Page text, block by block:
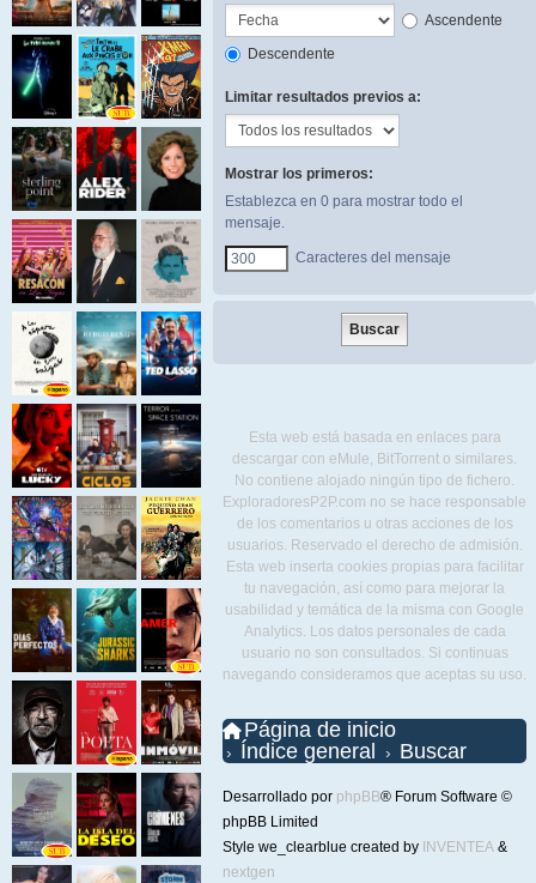
Ascendente
Descendente
Limitar resultados previos a:
Mostrar los primeros:
Establezca en 0 para mostrar todo el
mensaje.
Caracteres del mensaje
Esta web está basada en enlaces para
descargar con eMule, BitTorrent o similares.
No contiene alojado ningún tipo de fichero.
ExploradoresP2P.com no se hace responsable
de los comentarios u otras acciones de los
usuarios. Reservado el derecho de admisión.
Esta web inserta cookies propias para facilitar
tu navegación, así como para mejorar la
usabilidad y temática de la misma con Google
Analytics. Los datos personales de cada
usuario no son consultados. Si continuas
navegando consideramos que aceptas su uso.
Página de inicio
Índice general
Buscar
Desarrollado por phpBB® Forum Software ©
phpBB Limited
Style we_clearblue created by INVENTEA &
nextgen